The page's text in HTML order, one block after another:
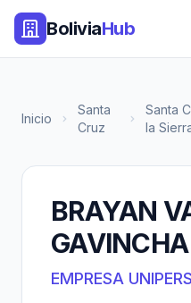
BoliviaHub
Inicio
Santa
Cruz
Santa
la
BRAYAN
GAVINCHA
EMPRESA